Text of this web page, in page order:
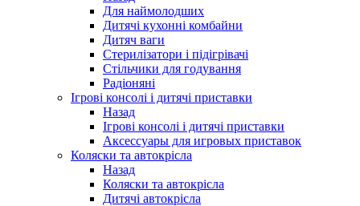
Для наймолодших
Дитячі кухонні комбайни
Дитяч ваги
Стерилізатори і підігрівачі
Стільчики для годування
Радіоняні
Ігрові консолі і дитячі приставки
Назад
Ігрові консолі і дитячі приставки
Аксессуары для игровых приставок
Коляски та автокрісла
Назад
Коляски та автокрісла
Дитячі автокрісла